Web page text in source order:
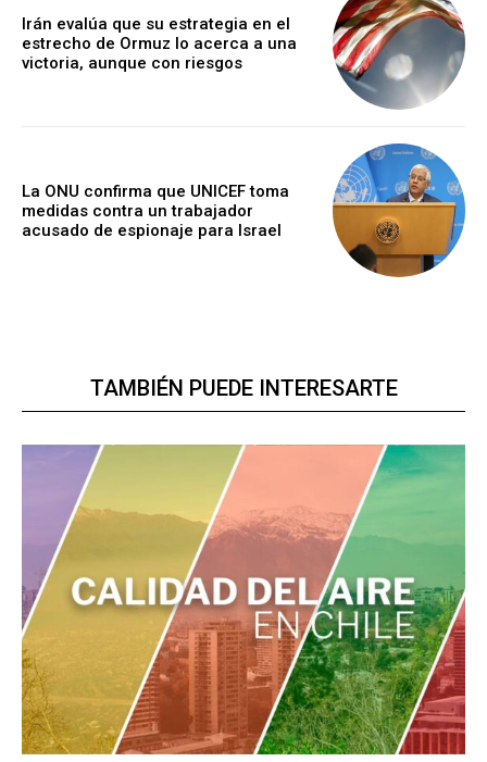
Irán evalúa que su estrategia en el
estrecho de Ormuz lo acerca a una
victoria, aunque con riesgos
La ONU confirma que UNICEF toma
medidas contra un trabajador
acusado de espionaje para Israel
TAMBIÉN PUEDE INTERESARTE